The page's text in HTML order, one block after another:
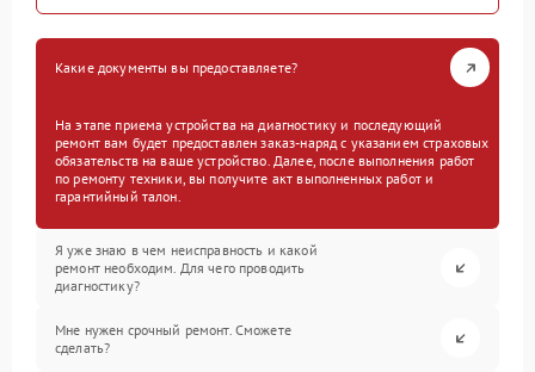
Какие документы вы предоставляете?
На этапе приема устройства на диагностику и последующий
ремонт вам будет предоставлен заказ-наряд с указанием страховых
обязательств на ваше устройство. Далее, после выполнения работ
по ремонту техники, вы получите акт выполненных работ и
гарантийный талон.
Я уже знаю в чем неисправность и какой
ремонт необходим. Для чего проводить
диагностику?
Мне нужен срочный ремонт. Сможете
сделать?